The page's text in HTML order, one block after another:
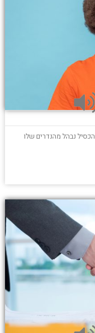
הכסיל נבהל מהנדרים שלו